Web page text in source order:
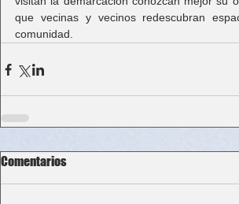
que vecinas y vecinos redescubran
comunidad.
Comentarios